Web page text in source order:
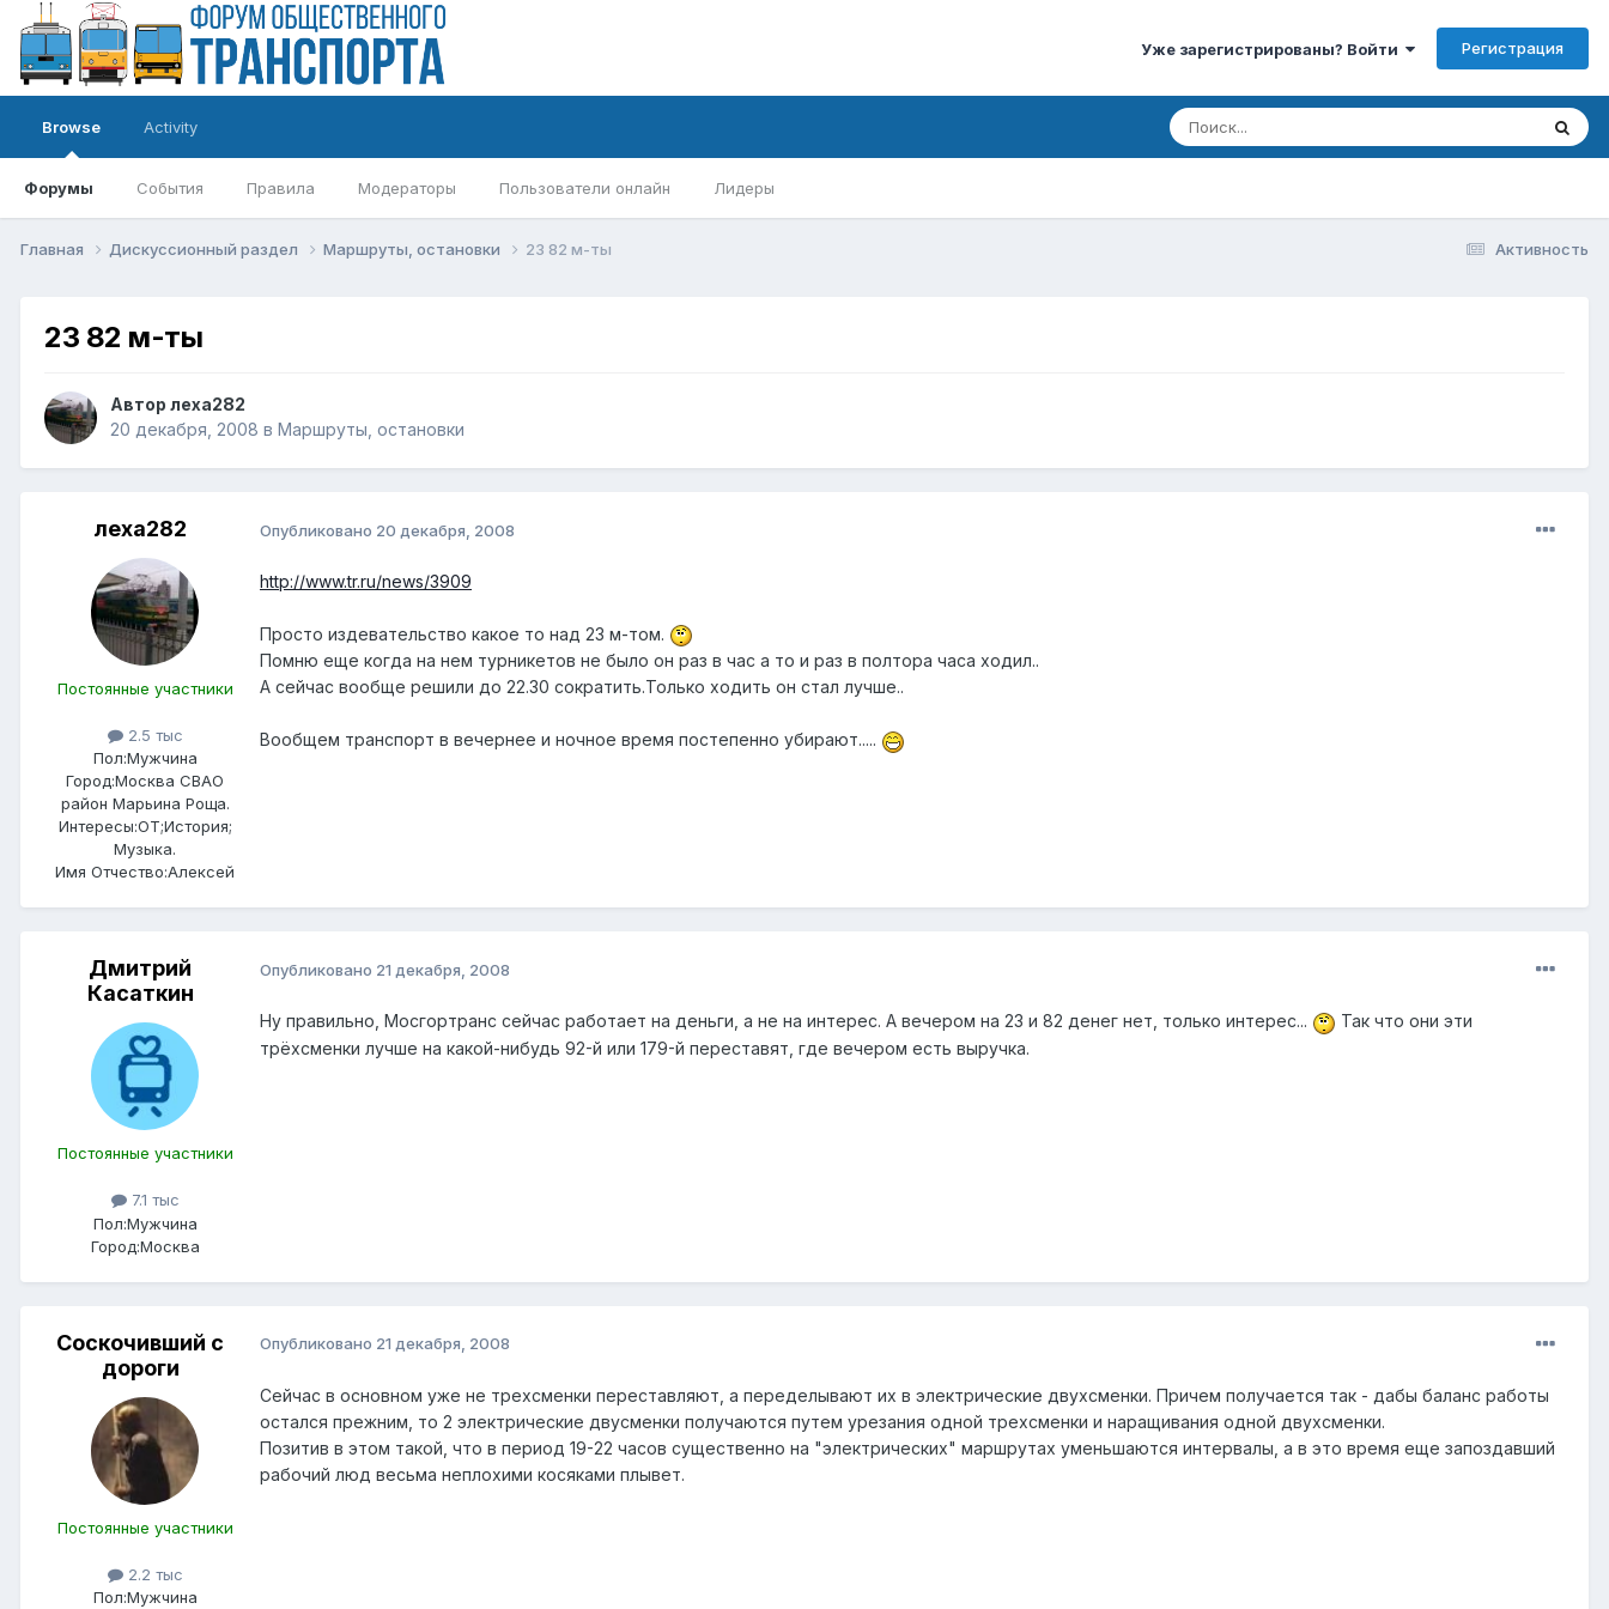
Уже зарегистрированы? Войти Регистрация
Browse
Форумы События Правила Модераторы Пользователи онлайн Лидеры
Activity
Активность
Главная Дискуссионный раздел Маршруты, остановки 23 82 м-ты
23 82 м-ты
Автор леха282
20 декабря, 2008 в Маршруты, остановки
леха282
Постоянные участники
2.5 тыс
Пол:Мужчина
Город:Москва СВАО
район Марьина Роща.
Интересы:ОТ;История;
Музыка.
Имя Отчество:Алексей
Опубликовано 20 декабря, 2008
http://www.tr.ru/news/3909
Просто издевательство какое то над 23 м-том.
Помню еще когда на нем турникетов не было он раз в час а то и раз в полтора часа ходил..
А сейчас вообще решили до 22.30 сократить.Только ходить он стал лучше..
Вообщем транспорт в вечернее и ночное время постепенно убирают.....
Дмитрий
Касаткин
Постоянные участники
7.1 тыс
Пол:Мужчина
Город:Москва
Опубликовано 21 декабря, 2008
Ну правильно, Мосгортранс сейчас работает на деньги, а не на интерес. А вечером на 23 и 82 денег нет, только интерес...
Так что они эти
трёхсменки лучше на какой-нибудь 92-й или 179-й переставят, где вечером есть выручка.
Соскочивший с
дороги
Постоянные участники
2.2 тыс
Пол:Мужчина
Опубликовано 21 декабря, 2008
Сейчас в основном уже не трехсменки переставляют, а переделывают их в электрические двухсменки. Причем получается так - дабы баланс работы
остался прежним, то 2 электрические двусменки получаются путем урезания одной трехсменки и наращивания одной двухсменки.
Позитив в этом такой, что в период 19-22 часов существенно на "электрических" маршрутах уменьшаются интервалы, а в это время еще запоздавший
рабочий люд весьма неплохими косяками плывет.